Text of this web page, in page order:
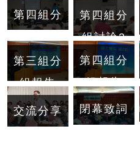
第四組分
第四組分
組討論2
第三組分
組報告
第四組分
組報告
交流分享 閉幕致詞